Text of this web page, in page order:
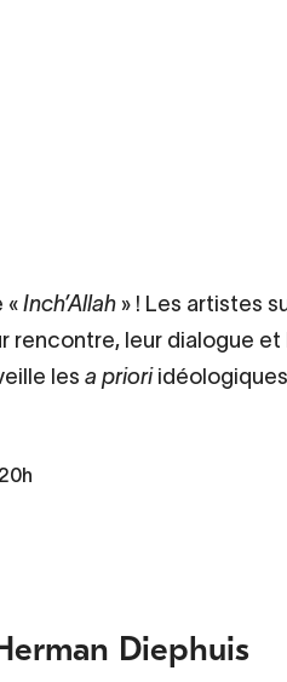
« Inch’Allah » ! Les artistes
rencontre, leur dialogue
les a priori
Diephuis